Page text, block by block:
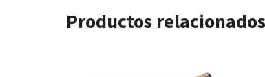
Productos relacionados